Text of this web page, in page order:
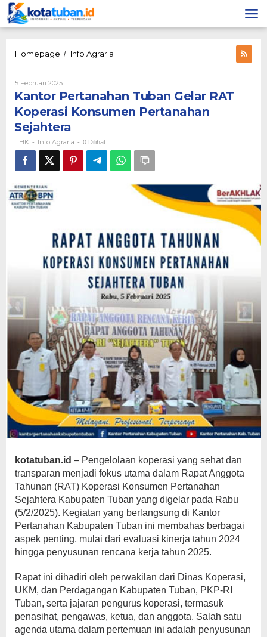
Lewati
ke
konten
Homepage / Info Agraria
RAT
Koperasi
Konsumen
5 Februari 2025Oleh
THK
Kantor Pertanahan Tuban Gelar RAT
Koperasi Konsumen Pertanahan
Sejahtera
THK - Info Agraria - 0 Dilihat
kotatuban.id – Pengelolaan koperasi yang sehat dan
transparan menjadi fokus utama dalam Rapat Anggota
Tahunan (RAT) Koperasi Konsumen Pertanahan
Sejahtera Kabupaten Tuban yang digelar pada Rabu
(5/2/2025). Kegiatan yang berlangsung di Kantor
Pertanahan Kabupaten Tuban ini membahas berbagai
aspek penting, mulai dari evaluasi kinerja tahun 2024
hingga penyusunan rencana kerja tahun 2025.
Rapat ini dihadiri oleh perwakilan dari Dinas Koperasi,
UKM, dan Perdagangan Kabupaten Tuban, PKP-RI
Tuban, serta jajaran pengurus koperasi, termasuk
penasihat, pengawas, ketua, dan anggota. Salah satu
agenda utama dalam pertemuan ini adalah penyusunan